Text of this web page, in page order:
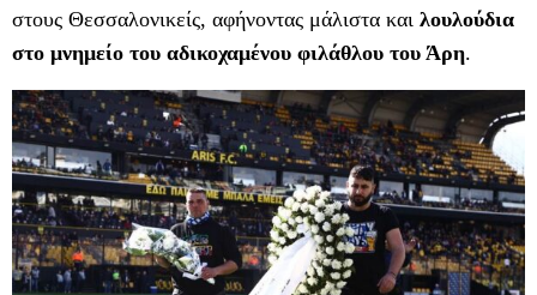
στους Θεσσαλονικείς, αφήνοντας μάλιστα και λουλούδια
στο μνημείο του αδικοχαμένου φιλάθλου του Άρη.